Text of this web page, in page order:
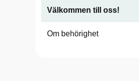
Välkommen till oss!
Om behörighet